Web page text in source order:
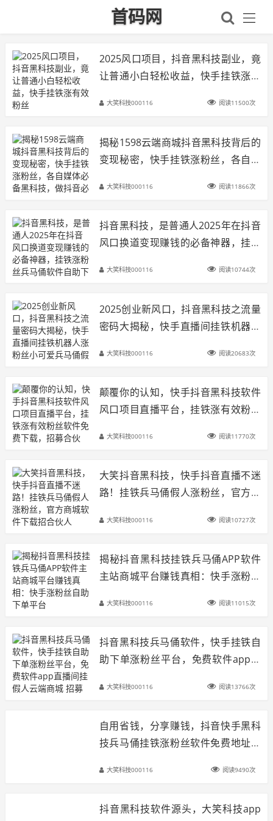
首码网
2025风口项目，抖音黑科技副业，竟
让普通小白轻松收益，快手挂铁涨有
大笑科技000116 阅读11500次
揭秘1598云端商城抖音黑科技背后的
变现秘密，快手挂铁涨粉丝，各自媒
大笑科技000116 阅读11866次
抖音黑科技，是普通人2025年在抖音
风口换道变现赚钱的必备神器，挂铁
伙人！
大笑科技000116 阅读10744次
2025创业新风口，抖音黑科技之流量
密码大揭秘，快手直播间挂铁机器人
人！
大笑科技000116 阅读20683次
颠覆你的认知，快手抖音黑科技软件
风口项目直播平台，挂铁涨有效粉丝
大笑科技000116 阅读11770次
大笑抖音黑科技，快手抖音直播不迷
路！挂铁兵马俑假人涨粉丝，官方商
大笑科技000116 阅读10727次
揭秘抖音黑科技挂铁兵马俑APP软件
主站商城平台赚钱真相：快手涨粉丝
大笑科技000116 阅读11015次
抖音黑科技兵马俑软件，快手挂铁自
助下单涨粉丝平台，免费软件app直
大笑科技000116 阅读13766次
自用省钱，分享赚钱，抖音快手黑科
技兵马俑挂铁涨粉丝软件免费地址，
大笑科技000116 阅读9490次
抖音黑科技软件源头，大笑科技app